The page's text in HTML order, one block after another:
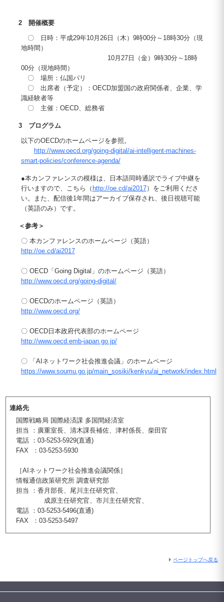
2 開催概要
〇 日時：平成29年10月26日（木）9時00分～18時30分（現
地時間）
10月27日（金）9時30分～18時
00分（現地時間）
〇 場所：仏国パリ
〇 出席者（予定）：OECD加盟国の政府関係者、企業、学
識経験者等
〇 主催：OECD、総務省
3 プログラム
以下のOECDのホームページを参照。
http://www.oecd.org/going-digital/ai-intelligent-machines-
smart-policies/conference-agenda/
●本カンファレンスの模様は、日本語同時通訳でライブ中継を
行いますので、こちら（ http://oe.cd/ai2017）をご利用くださ
い。また、配信後1年間はアーカイブ保存され、後日視聴可能
（英語のみ）です。
＜参考＞
〇 本カンファレンスのホームページ（英語）
http://oe.cd/ai2017
〇 OECD「Going Digital」のホームページ（英語）
http://www.oecd.org/going-digital/
〇 OECDのホームページ（英語）
http://www.oecd.org/
〇 OECD日本政府代表部のホームページ
http://www.oecd.emb-japan.go.jp/
〇 「AIネットワーク社会推進会議」のホームページ
https://www.soumu.go.jp/main_sosiki/kenkyu/ai_network/index.html
連絡先
国際戦略局 国際経済課 多国間経済室
担当 ：廣重室長、清木課長補佐、津村係長、柴田官
電話 ：03-5253-5929(直通)
FAX ：03-5253-5930
［AIネットワーク社会推進会議関係］
情報通信政策研究所 調査研究部
担当 ：香月部長、尾川主任研究官、
成原主任研究官、市川主任研究官、
電話 ：03-5253-5496(直通)
FAX ：03-5253-5497
ページトップへ戻る